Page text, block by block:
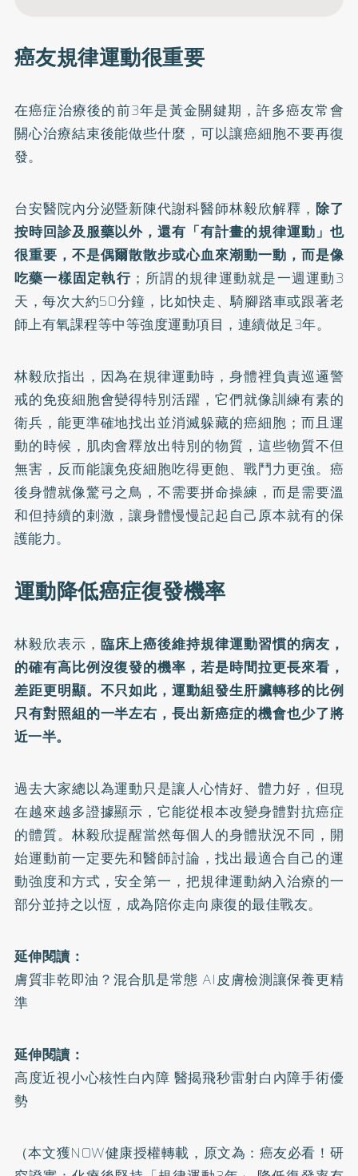
癌友規律運動很重要
在癌症治療後的前3年是黃金關鍵期，許多癌友常會
關心治療結束後能做些什麼，可以讓癌細胞不要再復
發。
台安醫院內分泌暨新陳代謝科醫師林毅欣解釋， 除了
按時回診及服藥以外，還有「有計畫的規律運動」也
很重要，不是偶爾散散步或心血來潮動一動，而是像
吃藥一樣固定執行；所謂的規律運動就是一週運動3
天，每次大約50分鐘，比如快走、騎腳踏車或跟著老
師上有氧課程等中等強度運動項目，連續做足3年。
林毅欣指出，因為在規律運動時，身體裡負責巡邏警
戒的免疫細胞會變得特別活躍，它們就像訓練有素的
衛兵，能更準確地找出並消滅躲藏的癌細胞；而且運
動的時候，肌肉會釋放出特別的物質，這些物質不但
無害，反而能讓免疫細胞吃得更飽、戰鬥力更強。癌
後身體就像驚弓之鳥，不需要拼命操練，而是需要溫
和但持續的刺激，讓身體慢慢記起自己原本就有的保
護能力。
運動降低癌症復發機率
林毅欣表示， 臨床上癌後維持規律運動習慣的病友，
的確有高比例沒復發的機率，若是時間拉更長來看，
差距更明顯。不只如此，運動組發生肝臟轉移的比例
只有對照組的一半左右，長出新癌症的機會也少了將
近一半。
過去大家總以為運動只是讓人心情好、體力好，但現
在越來越多證據顯示，它能從根本改變身體對抗癌症
的體質。林毅欣提醒當然每個人的身體狀況不同，開
始運動前一定要先和醫師討論，找出最適合自己的運
動強度和方式，安全第一，把規律運動納入治療的一
部分並持之以恆，成為陪你走向康復的最佳戰友。
延伸閱讀：
膚質非乾即油？混合肌是常態 AI皮膚檢測讓保養更精
準
延伸閱讀：
高度近視小心核性白內障 醫揭飛秒雷射白內障手術優
勢
（本文獲NOW健康授權轉載，原文為： 癌友必看！研